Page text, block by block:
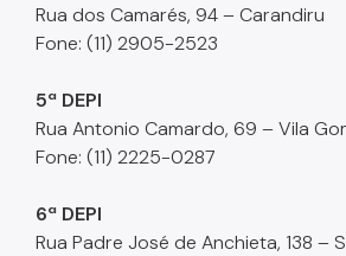
Rua dos Camarés, 94 – Carandiru
Fone: (11) 2905-2523
5ª DEPI
Rua Antonio Camardo, 69 – Vila
Fone: (11) 2225-0287
6ª DEPI
Rua Padre José de Anchieta, 138 –